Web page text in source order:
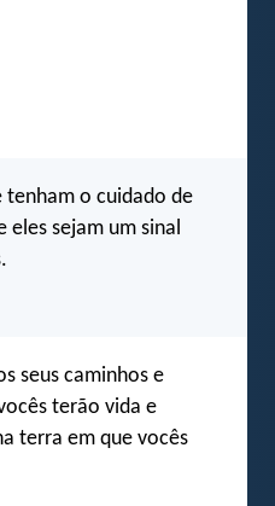
tenham o cuidado de
sejam um sinal
seus caminhos e
terão vida e
terra em que vocês